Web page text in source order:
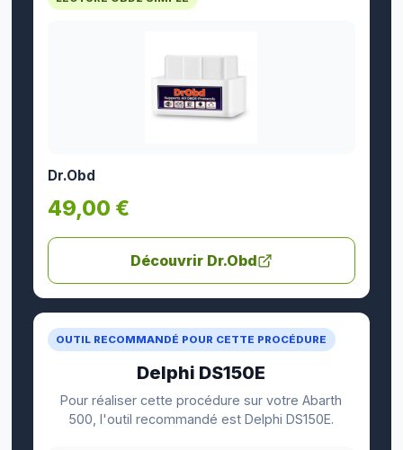
OUTIL RECOMMANDÉ POUR CETTE PROCÉDURE
Delphi DS150E
Pour réaliser cette procédure sur votre Abarth
500, l'outil recommandé est Delphi DS150E.
Dr.Obd
49,00 €
Découvrir Dr.Obd